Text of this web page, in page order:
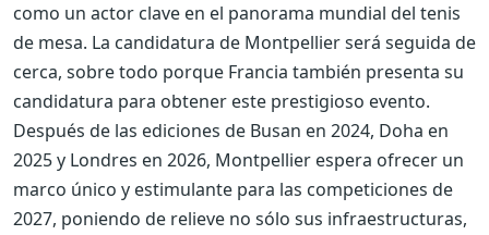
como un actor clave en el panorama mundial del tenis
de mesa. La candidatura de Montpellier será seguida de
cerca, sobre todo porque Francia también presenta su
candidatura para obtener este prestigioso evento.
Después de las ediciones de Busan en 2024, Doha en
2025 y Londres en 2026, Montpellier espera ofrecer un
marco único y estimulante para las competiciones de
2027, poniendo de relieve no sólo sus infraestructuras,